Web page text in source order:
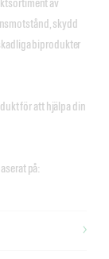
skydd
biprodukter
för att hjälpa din
på: